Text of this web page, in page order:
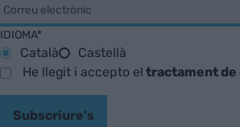
IDIOMA*
Català
Castellà
He llegit i accepto eltractament de
Subscriure's